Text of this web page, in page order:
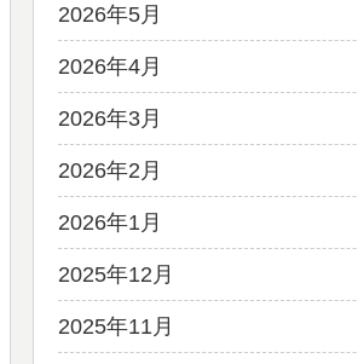
2026年5月
2026年4月
2026年3月
2026年2月
2026年1月
2025年12月
2025年11月